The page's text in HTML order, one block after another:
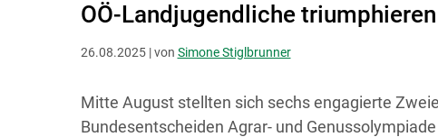
OÖ-Landjugendliche
26.08.2025 | von Simone Stiglbrunner
Mitte August stellten sich sechs engagierte
Bundesentscheiden Agrar- und